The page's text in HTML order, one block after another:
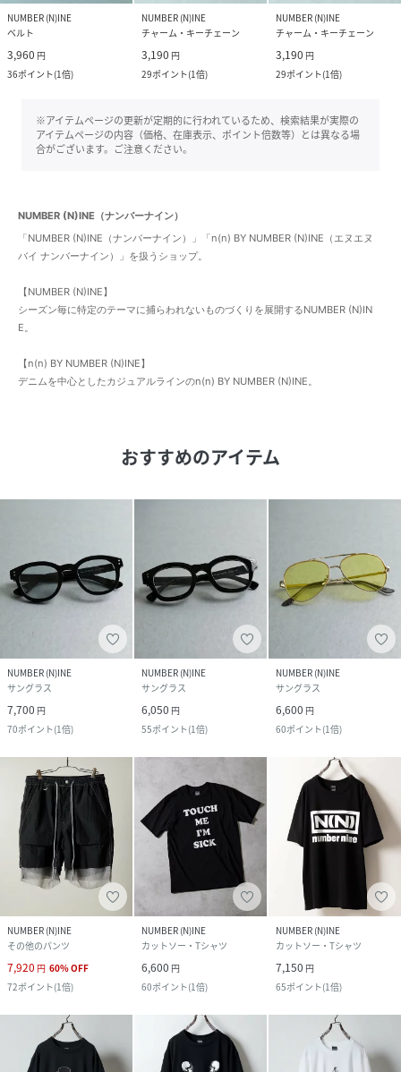
NUMBER (N)INE
ベルト
3,960 円
36ポイント(1倍)
NUMBER (N)INE
チャーム・キーチェーン
3,190 円
29ポイント(1倍)
NUMBER (N)INE
チャーム・キーチェーン
3,190 円
29ポイント(1倍)
※アイテムページの更新が定期的に行われているため、検索結果が実際の
アイテムページの内容（価格、在庫表示、ポイント倍数等）とは異なる場
合がございます。ご注意ください。
NUMBER (N)INE（ナンバーナイン）
「NUMBER (N)INE（ナンバーナイン）」「n(n) BY NUMBER (N)INE（エヌエヌ
バイ ナンバーナイン）」を扱うショップ。
【NUMBER (N)INE】
シーズン毎に特定のテーマに捕らわれないものづくりを展開するNUMBER (N)IN
E。
【n(n) BY NUMBER (N)INE】
デニムを中心としたカジュアルラインのn(n) BY NUMBER (N)INE。
おすすめのアイテム
NUMBER (N)INE
サングラス
7,700 円
70ポイント(1倍)
NUMBER (N)INE
サングラス
6,050 円
55ポイント(1倍)
NUMBER (N)INE
サングラス
6,600 円
60ポイント(1倍)
NUMBER (N)INE
その他のパンツ
7,920 円 60%OFF
72ポイント(1倍)
NUMBER (N)INE
カットソー・Tシャツ
6,600 円
60ポイント(1倍)
NUMBER (N)INE
カットソー・Tシャツ
7,150 円
65ポイント(1倍)